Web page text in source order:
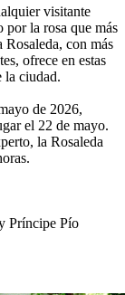
visitante
la rosa que más
con más
ofrece en estas
la ciudad.
de 2026,
el 22 de mayo.
la Rosaleda
Príncipe Pío